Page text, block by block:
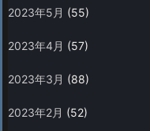
2023年5月 (55)
2023年4月 (57)
2023年3月 (88)
2023年2月 (52)